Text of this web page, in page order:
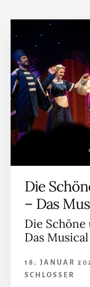
Die
– Das
Die Schöne
Das Musical
18. JANUAR
SCHLOSSER